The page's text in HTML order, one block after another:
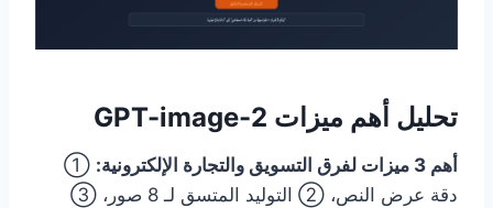
تحليل أهم ميزات GPT-image-2
أهم 3 ميزات لفرق التسويق والتجارة الإلكترونية:
①
دقة عرض النص، ② التوليد المتسق لـ 8 صور، ③